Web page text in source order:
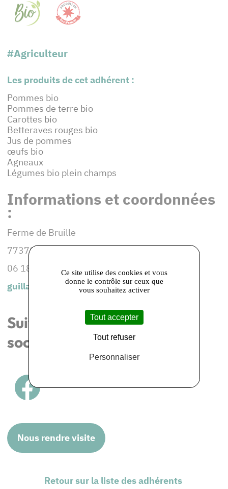
#Agriculteur
Les produits de cet adhérent :
Pommes bio
Pommes de terre bio
Carottes bio
Betteraves rouges bio
Jus de pommes
œufs bio
Agneaux
Légumes bio plein champs
Informations et coordonnées
:
Ferme de Bruille
77370 LA CROIX-EN-BRIE
06 18 36 90 89
guillaume.garnot@bruille.fr
Suivez-nous sur les réseaux
sociaux
Nous rendre visite
Retour sur la liste des adhérents
Ce site utilise des cookies et vous
donne le contrôle sur ceux que
vous souhaitez activer
Tout accepter
Tout refuser
Personnaliser